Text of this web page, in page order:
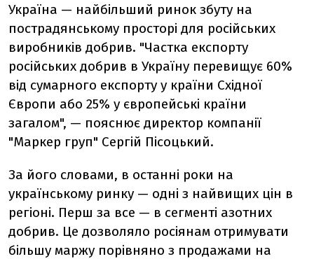
Україна — найбільший ринок збуту на
пострадянському просторі для російських
виробників добрив. "Частка експорту
російських добрив в Україну перевищує 60%
від сумарного експорту у країни Східної
Європи або 25% у європейські країни
загалом", — пояснює директор компанії
"Маркер груп" Сергій Пісоцький.
За його словами, в останні роки на
українському ринку — одні з найвищих цін в
регіоні. Перш за все — в сегменті азотних
добрив. Це дозволяло росіянам отримувати
більшу маржу порівняно з продажами на